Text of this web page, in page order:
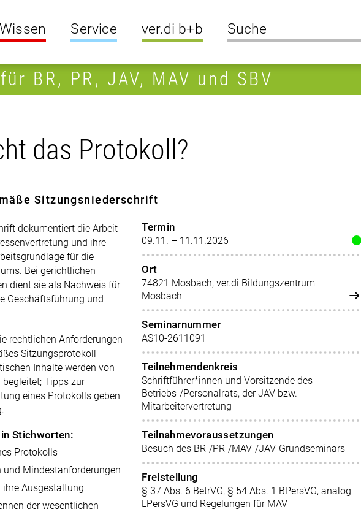
Wissen Service ver.di b+b
BR, PR, JAV, MAV und SBV
das Protokoll?
Sitzungsniederschrift
dokumentiert die Arbeit
und ihre
für die
Bei gerichtlichen
dient sie als Nachweis für
Geschäftsführung und
rechtlichen Anforderungen
Sitzungsprotokoll
Inhalte werden von
Tipps zur
eines Protokolls geben
Stichworten:
Protokolls
und Mindestanforderungen
Ausgestaltung
der wesentlichen
Termin
09.11. – 11.11.2026
Ort
74821 Mosbach, ver.di Bildungszentrum
Mosbach
Seminarnummer
AS10-2611091
Teilnehmendenkreis
Schriftführer*innen und Vorsitzende des
Betriebs-/Personalrats, der JAV bzw.
Mitarbeitervertretung
Teilnahmevoraussetzungen
Besuch des BR-/PR-/MAV-/JAV-Grundseminars
Freistellung
§ 37 Abs. 6 BetrVG, § 54 Abs. 1 BPersVG, analog
LPersVG und Regelungen für MAV